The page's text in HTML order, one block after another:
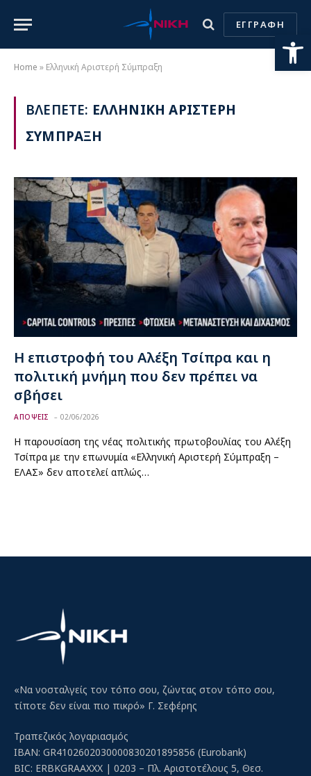
ΕΓΓΡΑΦΗ
Home » Ελληνική Αριστερή Σύμπραξη
ΒΛΕΠΕΤΕ: ΕΛΛΗΝΙΚΗ ΑΡΙΣΤΕΡΗ
ΣΥΜΠΡΑΞΗ
Η επιστροφή του Αλέξη Τσίπρα και η
πολιτική μνήμη που δεν πρέπει να
σβήσει
ΑΠΟΨΕΙΣ 02/06/2026
Η παρουσίαση της νέας πολιτικής πρωτοβουλίας του Αλέξη
Τσίπρα με την επωνυμία «Ελληνική Αριστερή Σύμπραξη –
ΕΛΑΣ» δεν αποτελεί απλώς…
«Να νοσταλγείς τον τόπο σου, ζώντας στον τόπο σου,
τίποτε δεν είναι πιο πικρό» Γ. Σεφέρης
Τραπεζικός λογαριασμός
IBAN: GR4102602030000830201895856 (Eurobank)
BIC: ERBKGRAAXXX | 0203 – Πλ. Αριστοτέλους 5, Θεσ.